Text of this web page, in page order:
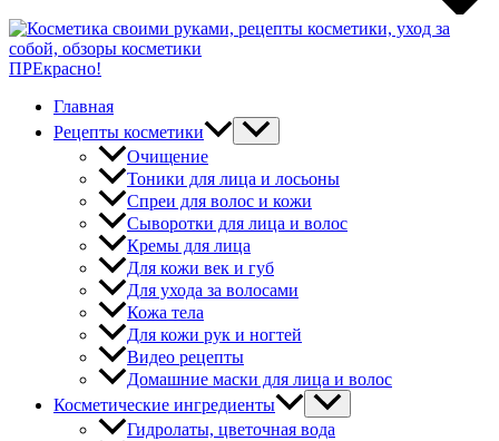
ПРЕкрасно!
Главная
Рецепты косметики
Очищение
Тоники для лица и лосьоны
Спреи для волос и кожи
Сыворотки для лица и волос
Кремы для лица
Для кожи век и губ
Для ухода за волосами
Кожа тела
Для кожи рук и ногтей
Видео рецепты
Домашние маски для лица и волос
Косметические ингредиенты
Гидролаты, цветочная вода